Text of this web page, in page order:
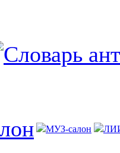
МУЗ-салон